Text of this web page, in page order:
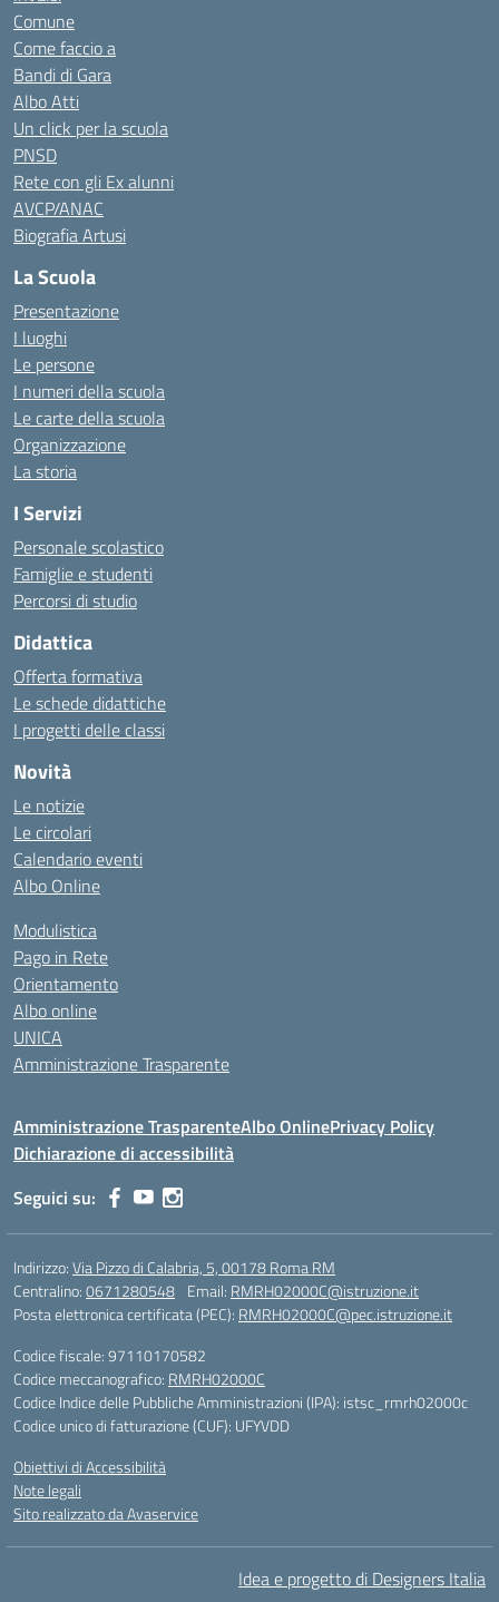
Comune
Come faccio a
Bandi di Gara
Albo Atti
Un click per la scuola
PNSD
Rete con gli Ex alunni
AVCP/ANAC
Biografia Artusi
La Scuola
Presentazione
I luoghi
Le persone
I numeri della scuola
Le carte della scuola
Organizzazione
La storia
I Servizi
Personale scolastico
Famiglie e studenti
Percorsi di studio
Didattica
Offerta formativa
Le schede didattiche
I progetti delle classi
Novità
Le notizie
Le circolari
Calendario eventi
Albo Online
Modulistica
Pago in Rete
Orientamento
Albo online
UNICA
Amministrazione Trasparente
Amministrazione TrasparenteAlbo OnlinePrivacy Policy
Dichiarazione di accessibilità
Seguici su:
Indirizzo:Via Pizzo di Calabria, 5, 00178 Roma RM
Centralino:0671280548 Email: RMRH02000C@istruzione.it
Posta elettronica certificata (PEC): RMRH02000C@pec.istruzione.it
Codice fiscale: 97110170582
Codice meccanografico: RMRH02000C
Codice Indice delle Pubbliche Amministrazioni (IPA): istsc_rmrh02000c
Codice unico di fatturazione (CUF): UFYVDD
Obiettivi di Accessibilità
Note legali
Sito realizzato da Avaservice
Idea e progetto di Designers Italia